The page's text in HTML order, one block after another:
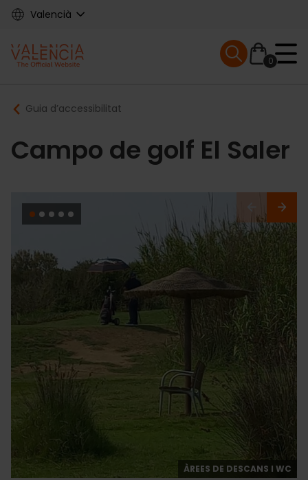
Skip
content
Valencià
Main
navigation
0
Mobile menu
Breadcrumb
Guia d’accessibilitat
Campo de golf El Saler
ÀREES DE DESCANS I WC